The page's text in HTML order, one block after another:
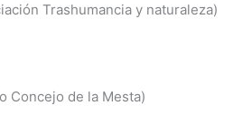
Trashumancia y naturaleza)
Concejo de la Mesta)